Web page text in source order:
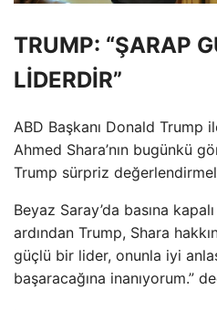
TRUMP: “ŞARAP
LİDERDİR”
ABD Başkanı Donald Trump
Ahmed Shara’nın bugünkü
Trump sürpriz
Beyaz Saray’da basına
ardından Trump, Shara
güçlü bir lider, onunla iyi
başaracağına inanıyorum.”